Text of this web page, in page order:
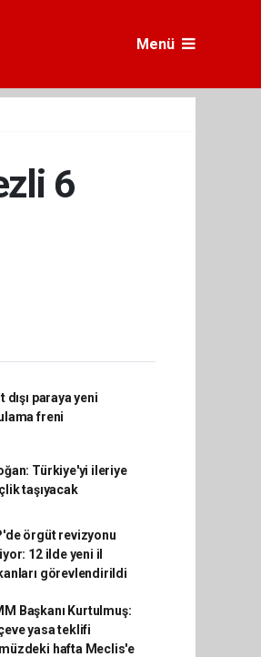
Menü
6
dışı paraya yeni
freni
Türkiye'yi ileriye
taşıyacak
örgüt revizyonu
12 ilde yeni il
görevlendirildi
Başkanı Kurtulmuş:
yasa teklifi
hafta Meclis'e